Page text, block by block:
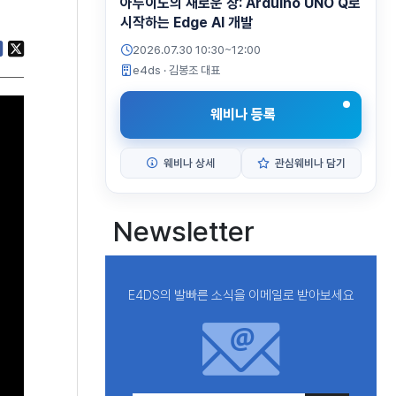
아두이노의 새로운 장: Arduino UNO Q로
시작하는 Edge AI 개발
2026.07.30 10:30~12:00
e4ds · 김봉조 대표
웨비나 등록
웨비나 상세 관심웨비나 담기
Newsletter
E4DS의 발빠른 소식을 이메일로 받아보세요